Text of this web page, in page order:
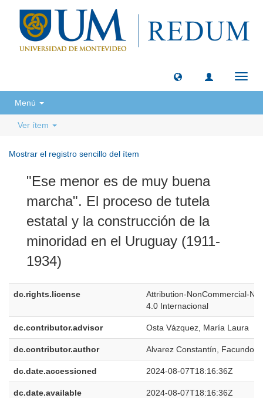
Menú
Ver ítem
Mostrar el registro sencillo del ítem
"Ese menor es de muy buena
marcha". El proceso de tutela
estatal y la construcción de la
minoridad en el Uruguay (1911-
1934)
dc.rights.license
Attribution-NonCommercial-
4.0 Internacional
dc.contributor.advisor Osta Vázquez, María Laura
dc.contributor.author Alvarez Constantín, Facundo
dc.date.accessioned 2024-08-07T18:16:36Z
dc.date.available 2024-08-07T18:16:36Z